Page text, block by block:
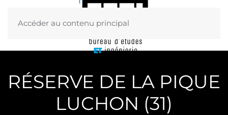
Accéder au contenu principal
Menu
RÉSERVE DE LA PIQUE
LUCHON (31)